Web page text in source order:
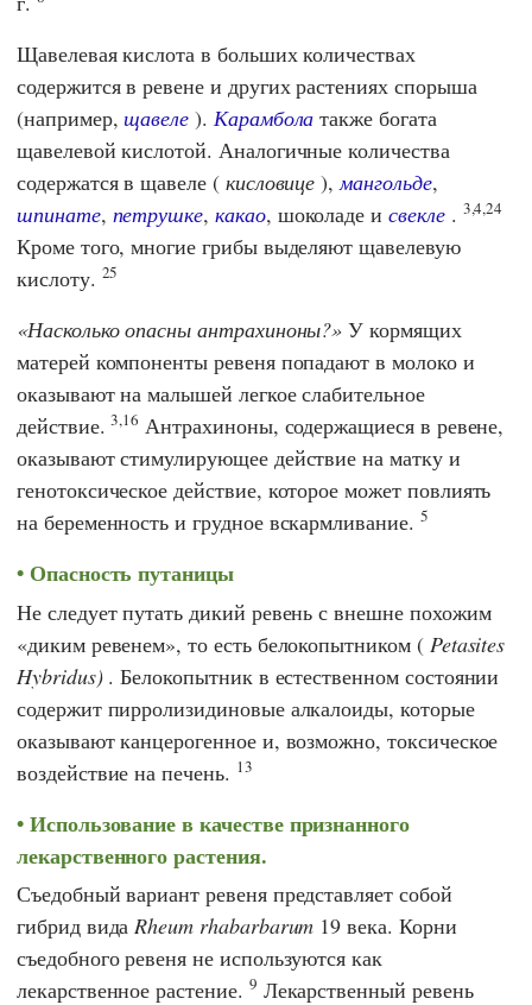
Щавелевая кислота в больших количествах
содержится в ревене и других растениях спорыша
(например, щавеле ). Карамбола также богата
щавелевой кислотой. Аналогичные количества
содержатся в щавеле ( кисловице ),мангольде,
шпинате, петрушке,какао, шоколаде исвекле. 3,4,24
Кроме того, многие грибы выделяют щавелевую
кислоту. 25
Насколько опасны антрахиноны? У кормящих
матерей компоненты ревеня попадают в молоко и
оказывают на малышей легкое слабительное
действие.3,16 Антрахиноны, содержащиеся в ревене,
оказывают стимулирующее действие на матку и
генотоксическое действие, которое может повлиять
на беременность и грудное вскармливание. 5
Опасность путаницы
Не следует путать дикий ревень с внешне похожим
«диким ревенем», то есть белокопытником ( Petasites
Hybridus). Белокопытник в естественном состоянии
содержит пирролизидиновые алкалоиды, которые
оказывают канцерогенное и, возможно, токсическое
воздействие на печень. 13
Использование в качестве признанного
лекарственного растения.
Съедобный вариант ревеня представляет собой
гибрид видаRheum rhabarbarum 19 века. Корни
съедобного ревеня не используются как
лекарственное растение. 9 Лекарственный ревень